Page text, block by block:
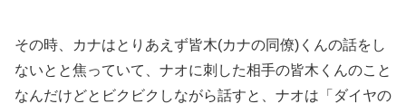
その時、カナはとりあえず皆木(カナの同僚)くんの話をし
ないとと焦っていて、ナオに刺した相手の皆木くんのこと
なんだけどとビクビクしながら話すと、ナオは「ダイヤの